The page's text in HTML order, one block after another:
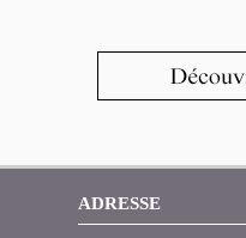
ADRESSE